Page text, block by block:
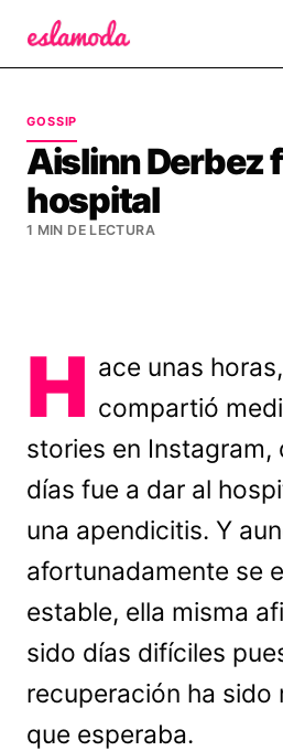
GOSSIP
Aislinn Derbez
hospital
1 MIN DE LECTURA
H ace unas
compartió
stories en Instagram,
días fue a dar al
una apendicitis. Y
afortunadamente se
estable, ella misma
sido días difíciles
recuperación ha sido
que esperaba.